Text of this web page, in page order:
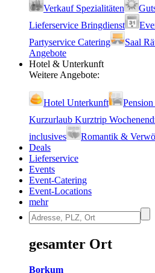
Verkauf Speziali­täten
Lieferservice Bringdienst
Partyservice Catering
Saal
Angebote
Hotel & Unterkunft
Weitere Angebote:
Hotel Unterkunft
Kurzurlaub Kurztrip
inclusives
Romantik &
Deals
Lieferservice
Events
Event-Catering
Event-Locations
mehr
gesamter Ort
Borkum